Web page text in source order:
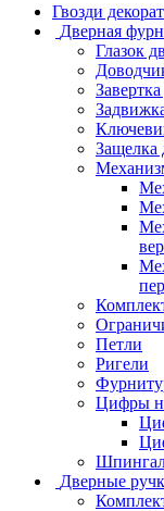
Гвозди
Дверная
Глазок
Защелка
Петли
Ригели
Цифры
Дверные